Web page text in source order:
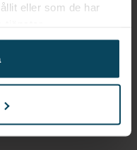
eller som de har